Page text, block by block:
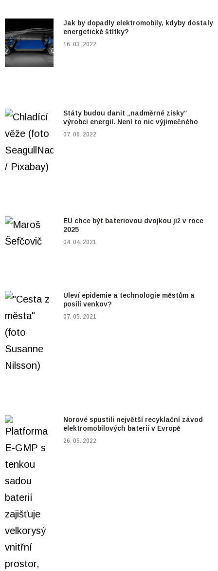
Jak by dopadly elektromobily, kdyby dostaly
energetické štítky?
16. 03. 2022
Státy budou danit „nadměrné zisky“
výrobci energií. Není to nic výjimečného
07. 06. 2022
EU chce být bateriovou dvojkou již v roce
2025
04. 04. 2021
Uleví epidemie a technologie městům a
posílí venkov?
07. 05. 2021
Norové spustili největší recyklační závod
elektromobilových baterií v Evropě
26. 05. 2022